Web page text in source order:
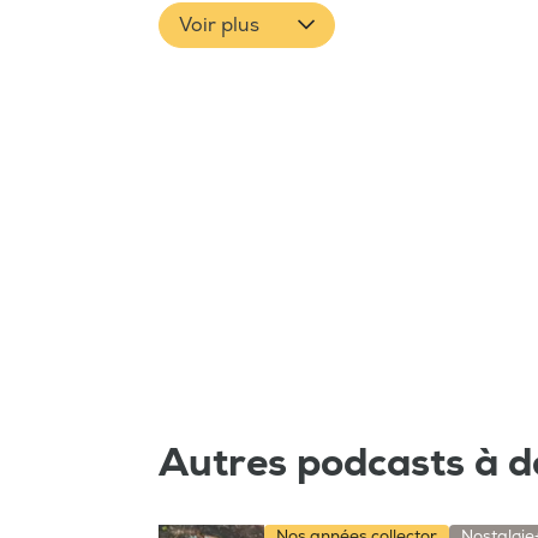
Voir plus
Autres podcasts à